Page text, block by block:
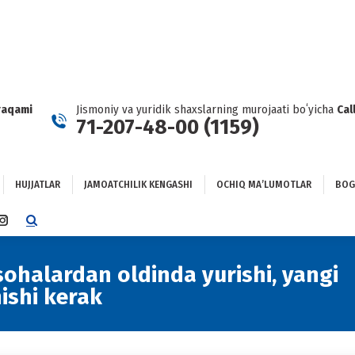
Jismoniy va yuridik shaxslarning murojaati boʻyicha
71-207-48-00 (1159)
HUJJATLAR JAMOATCHILIK KENGASHI OCHIQ MAʼLUMOTLAR
INSTAGRAM
IN
NEW
WINDOW
oldinda yurishi, yangi
kerak